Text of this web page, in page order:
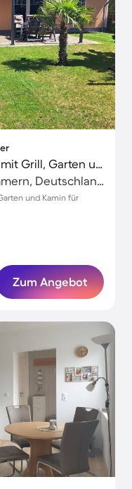
Wunderschönes Ferienhaus mit Grill, Garten und Terrasse | Naturblick
Trassenheide, Ostvorpommern, Deutschland
und Kamin für
Zum Angebot